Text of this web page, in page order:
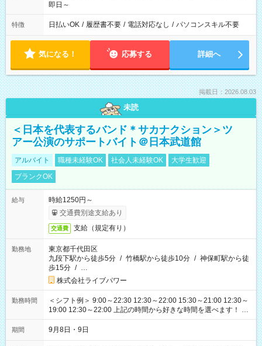
即日～
特徴 日払いOK / 履歴書不要 / 電話対応なし / パソコンスキル不要
気になる！ 応募する 詳細へ
掲載日：2026.08.03
未読
＜日本を代表するバンド＊サカナクション＞ツ
アー公演のサポートバイト＠日本武道館
アルバイト 職種未経験OK 社会人未経験OK
大学生歓迎
ブランクOK
給与
時給1250円～
交通費別途支給あり
交通費 支給（規定有り）
勤務地
東京都千代田区
九段下駅から徒歩5分 / 竹橋駅から徒歩10分 / 神保町駅から徒
歩15分 / …
株式会社ライブパワー
勤務時間
＜シフト例＞ 9:00～22:30 12:30～22:00 15:30～21:00 12:30～
19:00 12:30～22:00 上記の時間から好きな時間を選べます！ ※
時間は変更となる可能性があります
期間 9月8日・9日